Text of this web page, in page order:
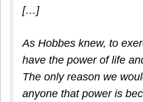
[…]
As Hobbes knew, to
have the power of life
The only reason we
anyone that power is